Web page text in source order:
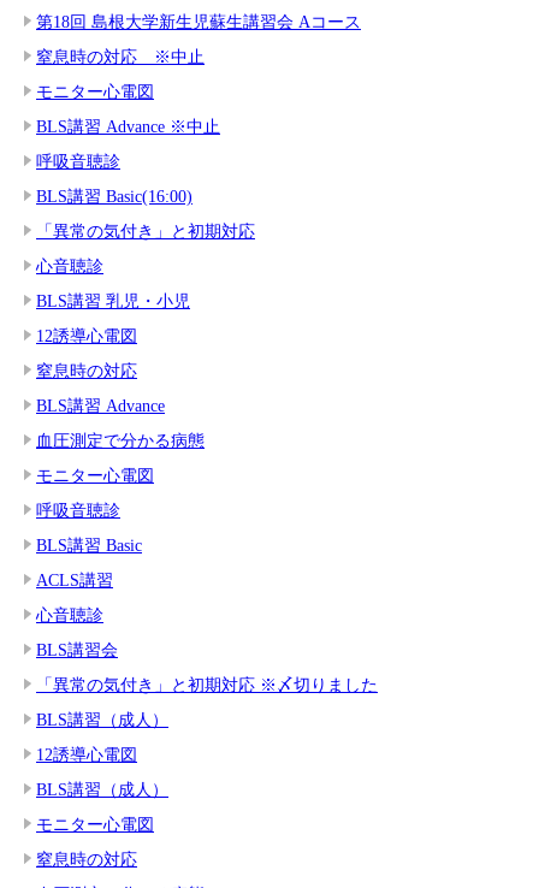
第18回 島根大学新生児蘇生講習会 Aコース
窒息時の対応 ※中止
モニター心電図
BLS講習 Advance ※中止
呼吸音聴診
BLS講習 Basic(16:00)
「異常の気付き」と初期対応
心音聴診
BLS講習 乳児・小児
12誘導心電図
窒息時の対応
BLS講習 Advance
血圧測定で分かる病態
モニター心電図
呼吸音聴診
BLS講習 Basic
ACLS講習
心音聴診
BLS講習会
「異常の気付き」と初期対応 ※〆切りました
BLS講習（成人）
12誘導心電図
BLS講習（成人）
モニター心電図
窒息時の対応